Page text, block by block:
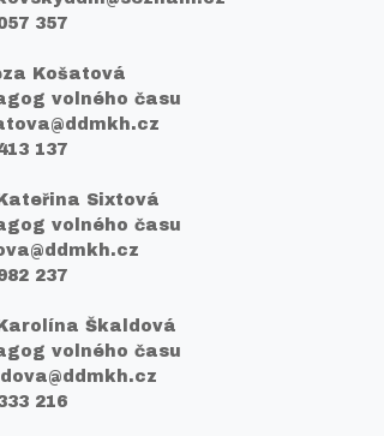
357
Košatová
volného času
137
Sixtová
volného času
237
Škaldová
volného času
216